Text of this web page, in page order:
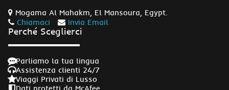
Mogama Al Mahakm, El Mansoura, Egypt.
Chiamaci
Invia Email
Perché Sceglierci
Parliamo la tua lingua
Assistenza clienti 24/7
Viaggi Privati di Lusso